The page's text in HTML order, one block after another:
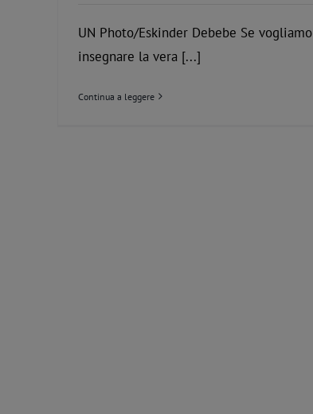
UN Photo/Eskinder Debebe Se vogliamo
insegnare la vera [...]
Continua a leggere